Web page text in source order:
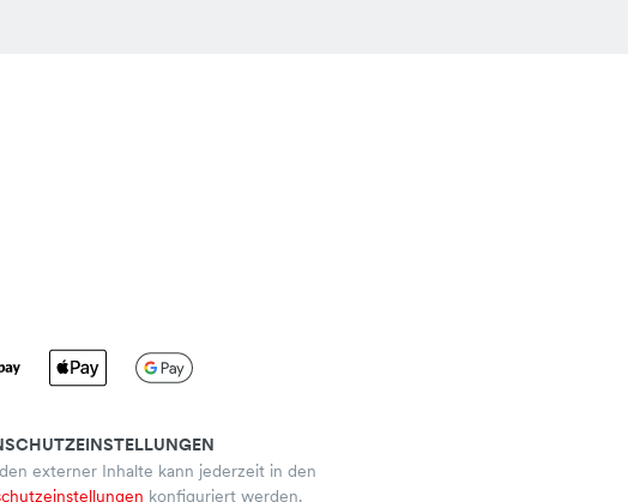
externer Inhalte kann jederzeit in den
konfiguriert werden.